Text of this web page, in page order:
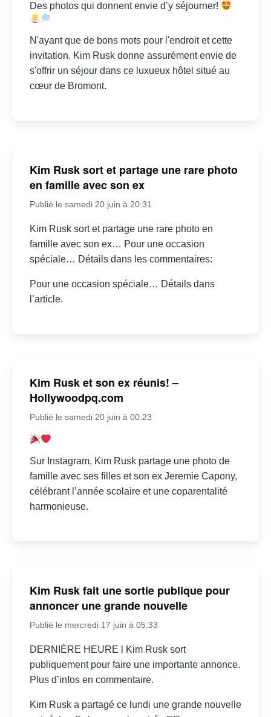
Des photos qui donnent envie d’y séjourner!
N'ayant que de bons mots pour l'endroit et cette
invitation, Kim Rusk donne assurément envie de
s'offrir un séjour dans ce luxueux hôtel situé au
cœur de Bromont.
Kim Rusk sort et partage une rare photo
en famille avec son ex
Publié le samedi 20 juin à 20:31
Kim Rusk sort et partage une rare photo en
famille avec son ex… Pour une occasion
spéciale… Détails dans les commentaires:
Pour une occasion spéciale… Détails dans
l’article.
Kim Rusk et son ex réunis! –
Hollywoodpq.com
Publié le samedi 20 juin à 00:23
Sur Instagram, Kim Rusk partage une photo de
famille avec ses filles et son ex Jeremie Capony,
célébrant l’année scolaire et une coparentalité
harmonieuse.
Kim Rusk fait une sortie publique pour
annoncer une grande nouvelle
Publié le mercredi 17 juin à 05:33
DERNIÈRE HEURE l Kim Rusk sort
publiquement pour faire une importante annonce.
Plus d’infos en commentaire.
Kim Rusk a partagé ce lundi une grande nouvelle